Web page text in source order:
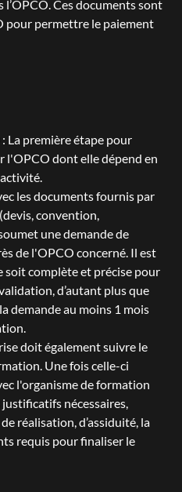
Ces documents sont
pour permettre le paiement
: La première étape pour
dont elle dépend en
les documents fournis par
convention,
une demande de
de l'OPCO concerné. Il est
soit complète et précise pour
d’autant plus que
demande au moins 1 mois
doit également suivre le
Une fois celle-ci
l'organisme de formation
nécessaires,
réalisation, d’assiduité, la
requis pour finaliser le